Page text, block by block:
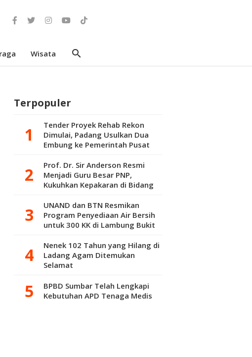
Wisata search
Terpopuler
Tender Proyek Rehab Rekon
Dimulai, Padang Usulkan Dua
Embung ke Pemerintah Pusat
Prof. Dr. Sir Anderson Resmi
Menjadi Guru Besar PNP,
Kukuhkan Kepakaran di Bidang
UNAND dan BTN Resmikan
Program Penyediaan Air Bersih
untuk 300 KK di Lambung Bukit
Nenek 102 Tahun yang Hilang di
Ladang Agam Ditemukan
Selamat
BPBD Sumbar Telah Lengkapi
Kebutuhan APD Tenaga Medis